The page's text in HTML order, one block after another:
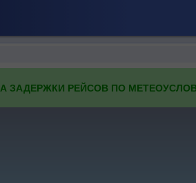
ЗАДЕРЖКИ РЕЙСОВ ПО